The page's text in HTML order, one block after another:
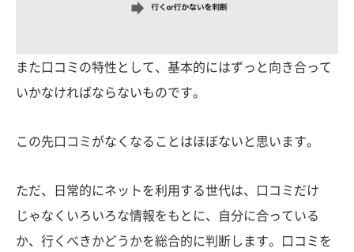
また口コミの特性として、基本的にはずっと向き合って
いかなければならないものです。
この先口コミがなくなることはほぼないと思います。
ただ、日常的にネットを利用する世代は、口コミだけ
じゃなくいろいろな情報をもとに、自分に合っている
か、行くべきかどうかを総合的に判断します。口コミを